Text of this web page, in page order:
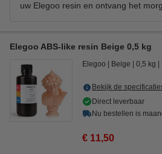
uw Elegoo resin en ontvang het
Elegoo ABS-like resin Beige 0,5 kg
Elegoo Beige 0,5 kg
Bekijk de
Direct leverbaar
Nu bestellen is
€ 11,50